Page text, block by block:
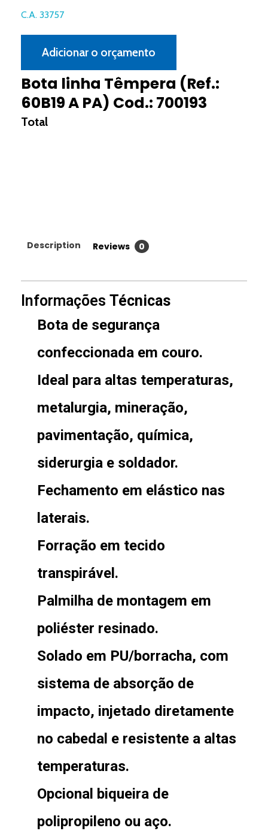
Bota linha Têmpera (Ref.:
60B19 A PA) Cod.: 700193
C.A. 33757
Adicionar o orçamento
Description Reviews 0
Informações Técnicas
Bota de segurança
confeccionada em couro.
Ideal para altas temperaturas,
metalurgia, mineração,
pavimentação, química,
siderurgia e soldador.
Fechamento em elástico nas
laterais.
Forração em tecido
transpirável.
Palmilha de montagem em
poliéster resinado.
Solado em PU/borracha, com
sistema de absorção de
impacto, injetado diretamente
no cabedal e resistente a altas
temperaturas.
Opcional biqueira de
polipropileno ou aço.